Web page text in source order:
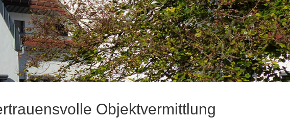
Objektvermittlung